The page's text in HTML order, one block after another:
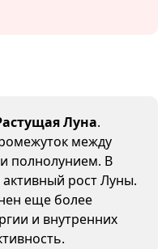
Луна.
между
полнолунием. В
рост Луны.
еще более
и внутренних